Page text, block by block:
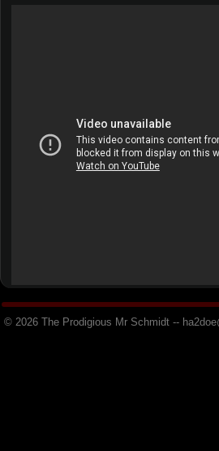
© 2026 The Prodigious Mr Schmidt -- ha2doe